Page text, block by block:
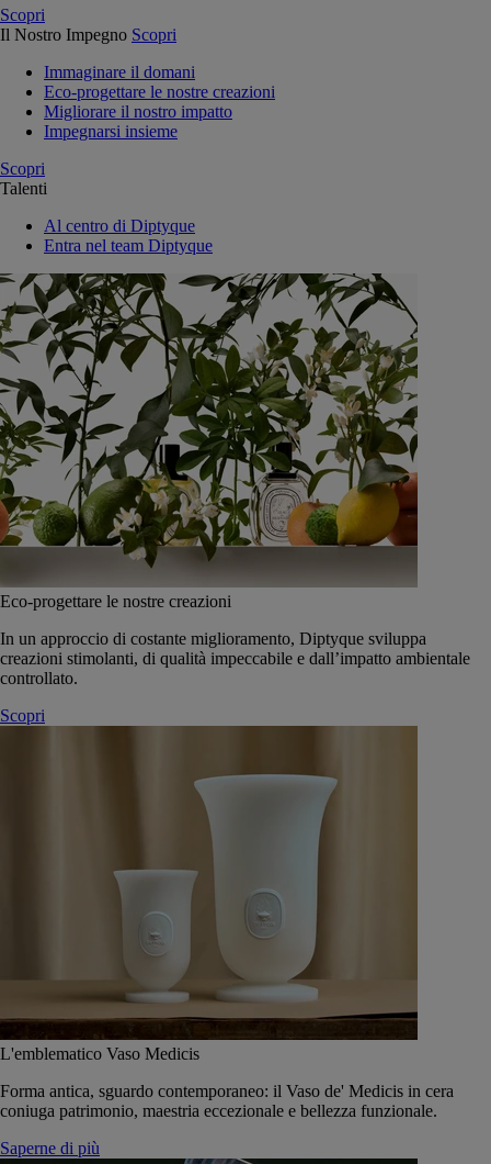
Scopri
Il Nostro Impegno Scopri
Immaginare il domani
Eco-progettare le nostre creazioni
Migliorare il nostro impatto
Impegnarsi insieme
Scopri
Talenti
Al centro di Diptyque
Entra nel team Diptyque
Eco-progettare le nostre creazioni
In un approccio di costante miglioramento, Diptyque sviluppa
creazioni stimolanti, di qualità impeccabile e dall’impatto ambientale
controllato.
Scopri
L'emblematico Vaso Medicis
Forma antica, sguardo contemporaneo: il Vaso de' Medicis in cera
coniuga patrimonio, maestria eccezionale e bellezza funzionale.
Saperne di più